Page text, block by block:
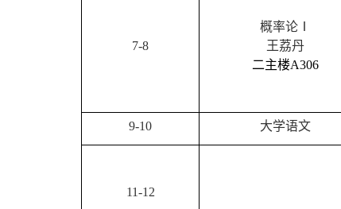
7-8
概率论Ⅰ
王荔丹
二主楼A306
9-10 大学语文
11-12